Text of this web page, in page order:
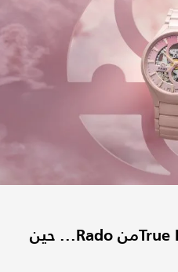
ساعة True Round Open Heartمن Rado... حين